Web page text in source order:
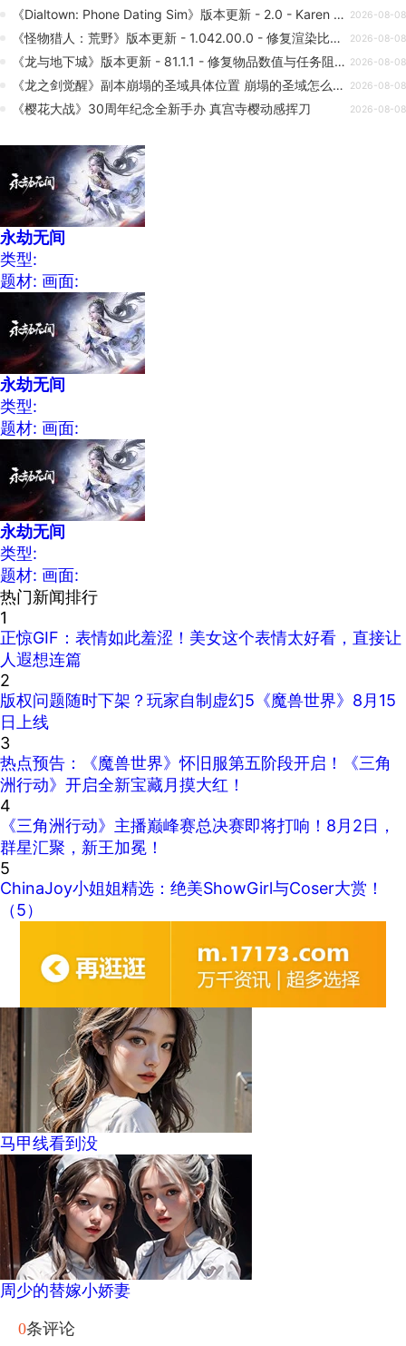
《Dialtown: Phone Dating Sim》版本更新 - 2.0 - Karen Dunn 毛绒玩偶上架 2026-08-08
《怪物猎人：荒野》版本更新 - 1.042.00.0 - 修复渲染比例设置异常 2026-08-08
《龙与地下城》版本更新 - 81.1.1 - 修复物品数值与任务阻碍 2026-08-08
《龙之剑觉醒》副本崩塌的圣域具体位置 崩塌的圣域怎么进去 2026-08-08
《樱花大战》30周年纪念全新手办 真宫寺樱动感挥刀 2026-08-08
永劫无间
类型:
题材: 画面:
永劫无间
类型:
题材: 画面:
永劫无间
类型:
题材: 画面:
热门新闻排行
1
正惊GIF：表情如此羞涩！美女这个表情太好看，直接让
人遐想连篇
2
版权问题随时下架？玩家自制虚幻5《魔兽世界》8月15
日上线
3
热点预告：《魔兽世界》怀旧服第五阶段开启！《三角
洲行动》开启全新宝藏月摸大红！
4
《三角洲行动》主播巅峰赛总决赛即将打响！8月2日，
群星汇聚，新王加冕！
5
ChinaJoy小姐姐精选：绝美ShowGirl与Coser大赏！
（5）
马甲线看到没
周少的替嫁小娇妻
0条评论